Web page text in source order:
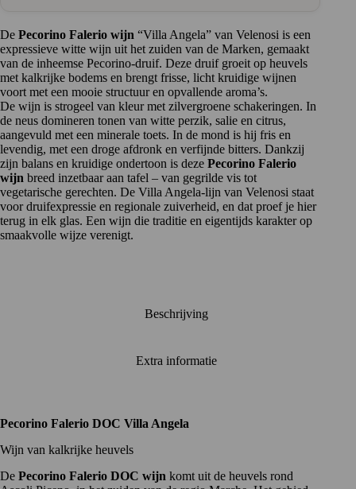
De Pecorino Falerio wijn “Villa Angela” van Velenosi is een
expressieve witte wijn uit het zuiden van de Marken, gemaakt
van de inheemse Pecorino-druif. Deze druif groeit op heuvels
met kalkrijke bodems en brengt frisse, licht kruidige wijnen
voort met een mooie structuur en opvallende aroma’s.
De wijn is strogeel van kleur met zilvergroene schakeringen. In
de neus domineren tonen van witte perzik, salie en citrus,
aangevuld met een minerale toets. In de mond is hij fris en
levendig, met een droge afdronk en verfijnde bitters. Dankzij
zijn balans en kruidige ondertoon is deze Pecorino Falerio
wijn breed inzetbaar aan tafel – van gegrilde vis tot
vegetarische gerechten. De Villa Angela-lijn van Velenosi staat
voor druifexpressie en regionale zuiverheid, en dat proef je hier
terug in elk glas. Een wijn die traditie en eigentijds karakter op
smaakvolle wijze verenigt.
Beschrijving
Extra informatie
Pecorino Falerio DOC Villa Angela
Wijn van kalkrijke heuvels
De Pecorino Falerio DOC wijn komt uit de heuvels rond